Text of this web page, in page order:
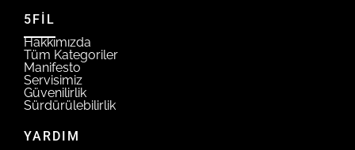
5FİL
Hakkımızda
Tüm Kategoriler
Manifesto
Servisimiz
Güvenilirlik
Sürdürülebilirlik
YARDIM